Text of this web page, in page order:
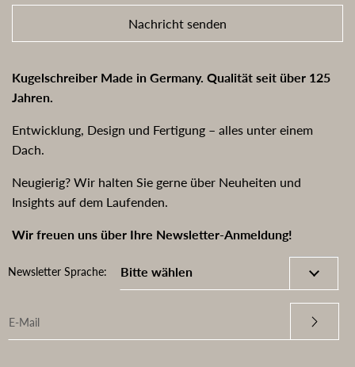
Nachricht senden
Kugelschreiber Made in Germany. Qualität seit über 125
Jahren.
Entwicklung, Design und Fertigung – alles unter einem
Dach.
Neugierig? Wir halten Sie gerne über Neuheiten und
Insights auf dem Laufenden.
Wir freuen uns über Ihre Newsletter-Anmeldung!
Newsletter Sprache: